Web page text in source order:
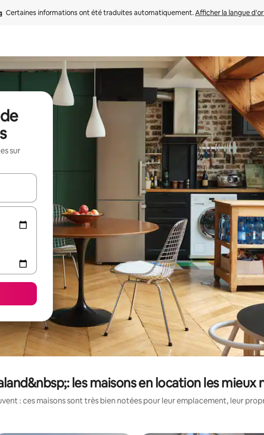
Certaines informations ont été traduites automatiquement. Afficher la langue
sur
flèches vers le haut et vers le bas pour les parcourir ou en appuyant et en faisant
les maisons en location les mieux
: ces maisons sont très bien notées pour leur emplacement, leur